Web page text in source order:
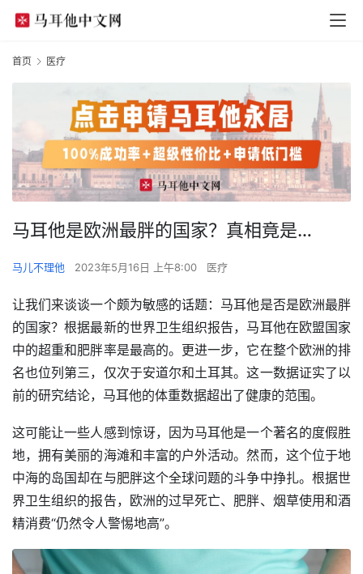
首页 医疗
马耳他是欧洲最胖的国家？真相竟是…
马儿不理他 2023年5月16日 上午8:00 医疗
让我们来谈谈一个颇为敏感的话题：马耳他是否是欧洲最胖
的国家？根据最新的世界卫生组织报告，马耳他在欧盟国家
中的超重和肥胖率是最高的。更进一步，它在整个欧洲的排
名也位列第三，仅次于安道尔和土耳其。这一数据证实了以
前的研究结论，马耳他的体重数据超出了健康的范围。
这可能让一些人感到惊讶，因为马耳他是一个著名的度假胜
地，拥有美丽的海滩和丰富的户外活动。然而，这个位于地
中海的岛国却在与肥胖这个全球问题的斗争中挣扎。根据世
界卫生组织的报告，欧洲的过早死亡、肥胖、烟草使用和酒
精消费“仍然令人警惕地高”。